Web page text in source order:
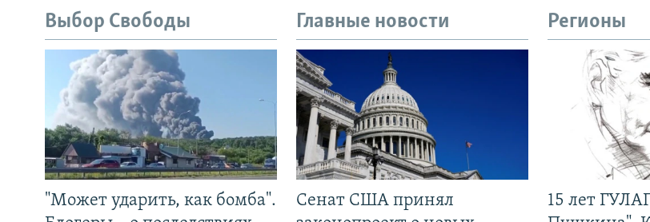
Выбор Свободы
"Может ударить, как бомба".
Главные новости
Сенат США принял
Регионы
15 лет